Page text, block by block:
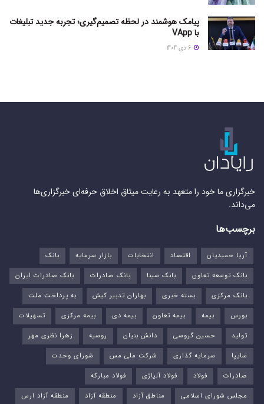
پیامک هوشمند در لحظه تصمیم‌گیری؛ تجربه جدید تبلیغات
با VApp
خبرگزاری ما خود را متعهد به رعایت میثاق اخلاق حرفه‌ای خبرگزاری‌ها
می‌داند.
برچسب‌ها
آریا حمیدیان اقتصاد انتخابات بازار سرمایه
بانک
بانک توسعه تعاون
بانک سینا بانک صادرات
بانک صادرات ایران
بانک مرکزی
بسته خبری بهاران تدبیر کیش
به پرداخت ملت
بورس‌
بیمه بیمه تعاون بیمه دی بیمه مرکزی
تسهیلات
تولید
حسین گروسی دانش بنیان روسیه
زهرا نظری مهر
سایپا
سرمایه گذاری شرکت ملی مس
شورای وحدت
صادرات
فولاد فولاد آلیاژی
فولاد مبارکه
مجلس شورای اسلامی
مناطق آزاد منطقه آزاد منطقه آزاد ارس